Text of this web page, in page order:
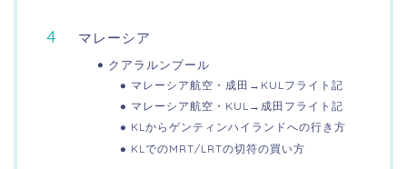
マレーシア
クアラルンプール
マレーシア航空・成田→KULフライト記
マレーシア航空・KUL→成田フライト記
KLからゲンティンハイランドへの行き方
KLでのMRT/LRTの切符の買い方